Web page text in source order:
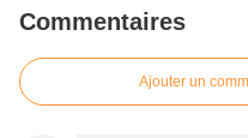
Commentaires
Ajouter un